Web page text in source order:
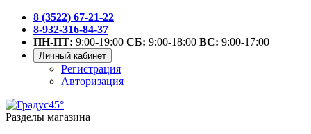
8 (3522) 67-21-22
8-932-316-84-37
ПН-ПТ: 9:00-19:00 СБ: 9:00-18:00 ВС: 9:00-17:00
Личный кабинет
Регистрация
Авторизация
Разделы магазина